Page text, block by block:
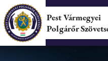
Pest Vármegyei
Polgárőr